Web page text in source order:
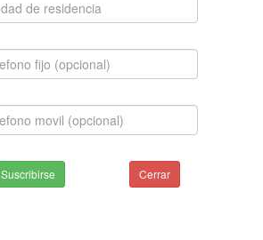
Suscribirse Cerrar